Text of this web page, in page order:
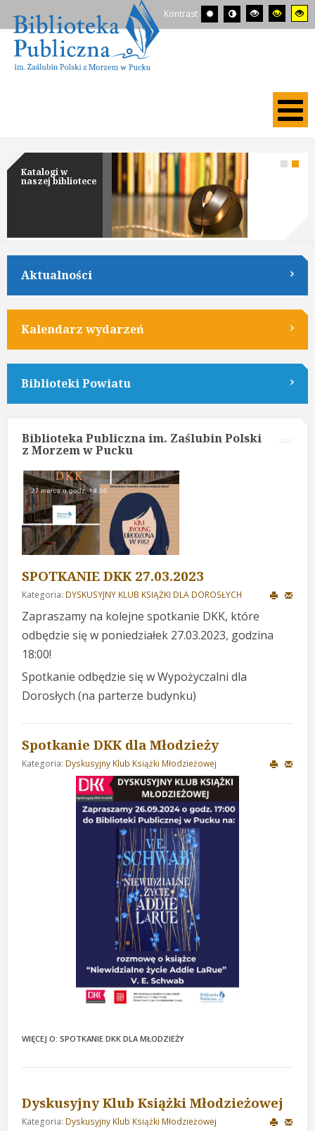
Kontrast
Katalogi w
naszej bibliotece
Aktualności
Kalendarz wydarzeń
Biblioteki Powiatu
Biblioteka Publiczna im. Zaślubin Polski
z Morzem w Pucku
SPOTKANIE DKK 27.03.2023
Kategoria: DYSKUSYJNY KLUB KSIĄŻKI DLA DOROSŁYCH
Zapraszamy na kolejne spotkanie DKK, które
odbędzie się w poniedziałek 27.03.2023, godzina
18:00!
Spotkanie odbędzie się w Wypożyczalni dla
Dorosłych (na parterze budynku)
Spotkanie DKK dla Młodzieży
Kategoria: Dyskusyjny Klub Książki Młodzieżowej
WIĘCEJ O: SPOTKANIE DKK DLA MŁODZIEŻY
Dyskusyjny Klub Książki Młodzieżowej
Kategoria: Dyskusyjny Klub Książki Młodzieżowej